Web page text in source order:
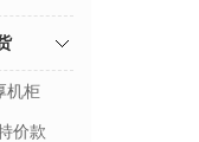
机柜
价款